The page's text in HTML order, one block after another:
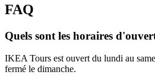
FAQ
Quels sont les horaires
IKEA Tours est ouvert du lundi au
fermé le dimanche.